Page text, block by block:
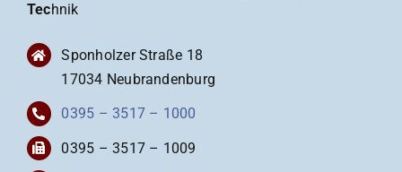
Technik
Sponholzer Straße 18
17034 Neubrandenburg
0395 – 3517 – 1000
0395 – 3517 – 1009